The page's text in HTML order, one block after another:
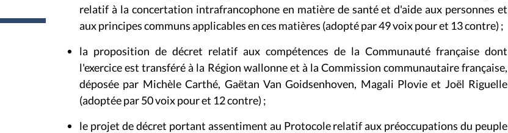
relatif à la concertation intrafrancophone en matière de santé et d'aide aux personnes et
aux principes communs applicables en ces matières (adopté par 49 voix pour et 13 contre) ;
la proposition de décret relatif aux compétences de la Communauté française dont
l'exercice est transféré à la Région wallonne et à la Commission communautaire française,
déposée par Michèle Carthé, Gaëtan Van Goidsenhoven, Magali Plovie et Joël Riguelle
(adoptée par 50 voix pour et 12 contre) ;
le projet de décret portant assentiment au Protocole relatif aux préoccupations du peuple